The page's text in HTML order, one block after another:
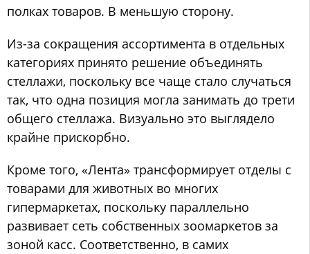
полках товаров. В меньшую сторону.
Из-за сокращения ассортимента в отдельных
категориях принято решение объединять
стеллажи, поскольку все чаще стало случаться
так, что одна позиция могла занимать до трети
общего стеллажа. Визуально это выглядело
крайне прискорбно.
Кроме того, «Лента» трансформирует отделы с
товарами для животных во многих
гипермаркетах, поскольку параллельно
развивает сеть собственных зоомаркетов за
зоной касс. Соответственно, в самих